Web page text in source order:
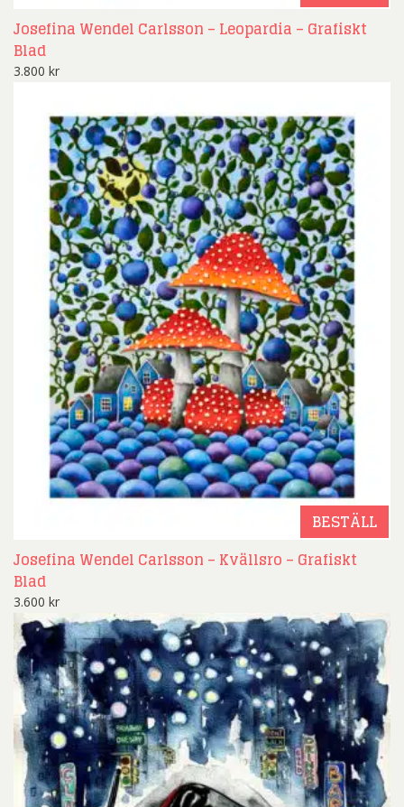
Josefina Wendel Carlsson – Leopardia – Grafiskt
Blad
3.800 kr
BESTÄLL
Josefina Wendel Carlsson – Kvällsro – Grafiskt
Blad
3.600 kr